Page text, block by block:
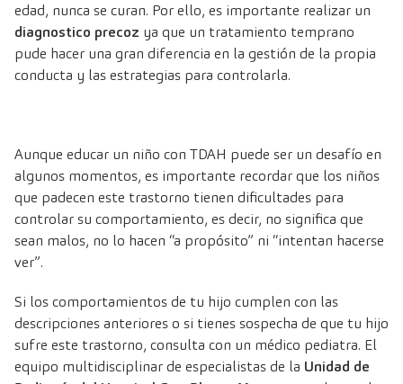
edad, nunca se curan. Por ello, es importante realizar un
diagnostico precoz ya que un tratamiento temprano
pude hacer una gran diferencia en la gestión de la propia
conducta y las estrategias para controlarla.
Aunque educar un niño con TDAH puede ser un desafío en
algunos momentos, es importante recordar que los niños
que padecen este trastorno tienen dificultades para
controlar su comportamiento, es decir, no significa que
sean malos, no lo hacen “a propósito” ni “intentan hacerse
ver”.
Si los comportamientos de tu hijo cumplen con las
descripciones anteriores o si tienes sospecha de que tu hijo
sufre este trastorno, consulta con un médico pediatra. El
equipo multidisciplinar de especialistas de la Unidad de